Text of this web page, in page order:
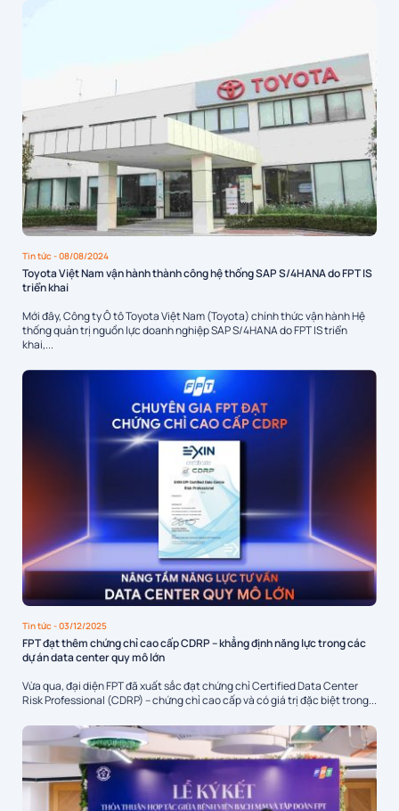
Tin tức- 08/08/2024
Toyota Việt Nam vận hành thành công hệ thống SAP S/4HANA do FPT IS
triển khai
Mới đây, Công ty Ô tô Toyota Việt Nam (Toyota) chính thức vận hành Hệ
thống quản trị nguồn lực doanh nghiệp SAP S/4HANA do FPT IS triển
khai,...
Tin tức- 03/12/2025
FPT đạt thêm chứng chỉ cao cấp CDRP – khẳng định năng lực trong các
dự án data center quy mô lớn
Vừa qua, đại diện FPT đã xuất sắc đạt chứng chỉ Certified Data Center
Risk Professional (CDRP) – chứng chỉ cao cấp và có giá trị đặc biệt trong...